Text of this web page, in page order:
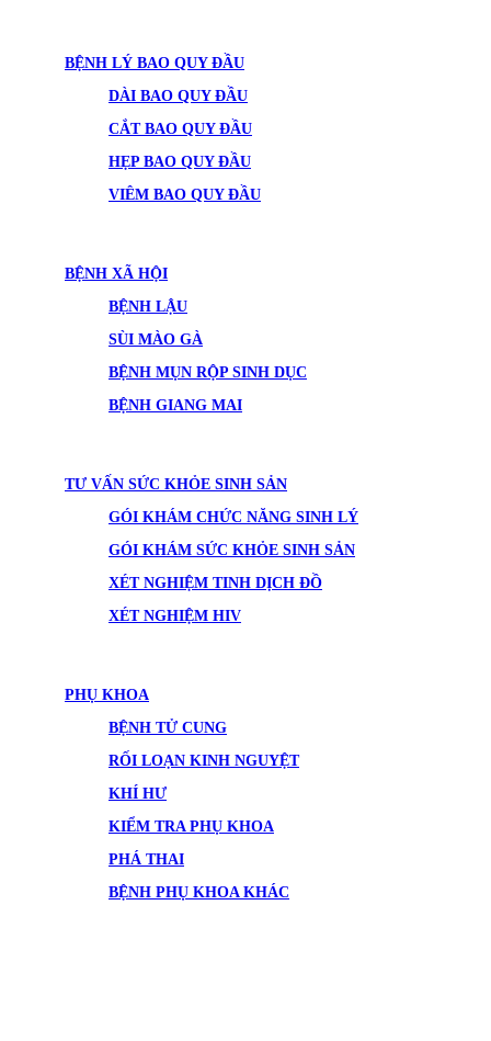
BỆNH LÝ BAO QUY ĐẦU
DÀI BAO QUY ĐẦU
CẮT BAO QUY ĐẦU
HẸP BAO QUY ĐẦU
VIÊM BAO QUY ĐẦU
BỆNH XÃ HỘI
BỆNH LẬU
SÙI MÀO GÀ
BỆNH MỤN RỘP SINH DỤC
BỆNH GIANG MAI
TƯ VẤN SỨC KHỎE SINH SẢN
GÓI KHÁM CHỨC NĂNG SINH LÝ
GÓI KHÁM SỨC KHỎE SINH SẢN
XÉT NGHIỆM TINH DỊCH ĐỒ
XÉT NGHIỆM HIV
PHỤ KHOA
BỆNH TỬ CUNG
RỐI LOẠN KINH NGUYỆT
KHÍ HƯ
KIỂM TRA PHỤ KHOA
PHÁ THAI
BỆNH PHỤ KHOA KHÁC